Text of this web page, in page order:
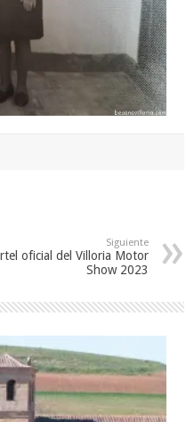
Siguiente
oficial del Villoria Motor
Show 2023